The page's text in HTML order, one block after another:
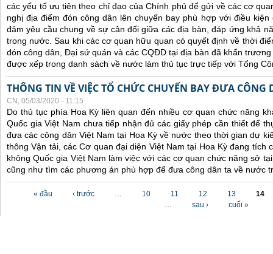
các yếu tố ưu tiên theo chỉ đạo của Chính phủ để gửi về các cơ
nghị địa điểm đón công dân lên chuyến bay phù hợp với điều
đảm yêu cầu chung về sự cân đối giữa các địa bàn, đáp ứng khả
trong nước. Sau khi các cơ quan hữu quan có quyết định về thời
đón công dân, Đại sứ quán và các CQĐD tại địa bàn đã khẩn
được xếp trong danh sách về nước làm thủ tục trực tiếp với Tổng
THÔNG TIN VỀ VIỆC TỔ CHỨC CHUYẾN BAY ĐƯA
CN, 05/03/2020 - 11:15
Do thủ tục phía Hoa Kỳ liên quan đến nhiều cơ quan chức năng
Quốc gia Việt Nam chưa tiếp nhận đủ các giấy phép cần thiết để
đưa các công dân Việt Nam tại Hoa Kỳ về nước theo thời gian dự
thông Vận tải, các Cơ quan đại diện Việt Nam tại Hoa Kỳ đang tích
không Quốc gia Việt Nam làm việc với các cơ quan chức năng sở
cũng như tìm các phương án phù hợp để đưa công dân ta về nước
« đầu ‹ trước … 10 11 12 13
14
…
sau › cuối »